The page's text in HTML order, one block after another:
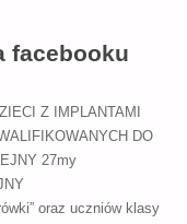
facebooku
Z IMPLANTAMI
DO
27my
oraz uczniów klasy